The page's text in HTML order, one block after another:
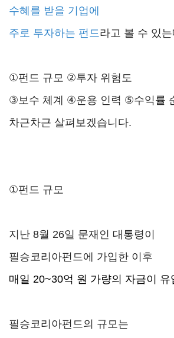
수혜를 받을 기업에
주로 투자하는 펀드 라고 볼 수 있
①펀드 규모 ②투자 위험도
③보수 체계 ④운용 인력 ⑤수익률
차근차근 살펴보겠습니다.
①펀드 규모
지난 8월 26일 문재인 대통령이
필승코리아펀드에 가입한 이후
매일 20~30억 원 가량의 자금이 유
필승코리아펀드의 규모는